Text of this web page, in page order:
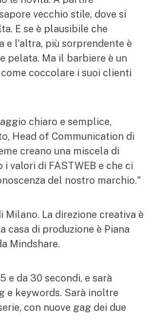
vecchio stile, dove si
E se è plausibile che
e l'altra, più sorprendente è
pelata. Ma il barbiere è un
coccolare i suoi clienti
chiaro e semplice,
Head of Communication di
creano una miscela di
valori di FASTWEB e che ci
del nostro marchio."
La direzione creativa è
casa di produzione è Piana
Mindshare.
e da 30 secondi, e sarà
e keywords. Sarà inoltre
con nuove gag dei due